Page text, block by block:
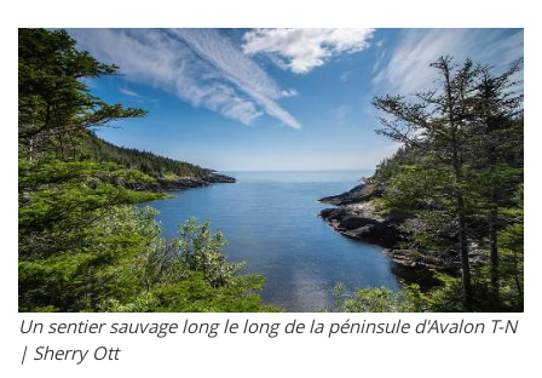
Un sentier sauvage long le long de la péninsule d'Avalon T-N
| Sherry Ott